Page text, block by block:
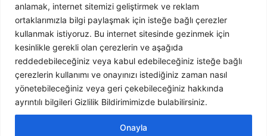
anlamak, internet sitemizi geliştirmek ve reklam
ortaklarımızla bilgi paylaşmak için isteğe bağlı çerezler
kullanmak istiyoruz. Bu internet sitesinde gezinmek için
kesinlikle gerekli olan çerezlerin ve aşağıda
reddedebileceğiniz veya kabul edebileceğiniz isteğe bağlı
çerezlerin kullanımı ve onayınızı istediğiniz zaman nasıl
yönetebileceğiniz veya geri çekebileceğiniz hakkında
ayrıntılı bilgileri Gizlilik Bildirimimizde bulabilirsiniz.
Onayla
İTOSB (İstanbul Tuzla Organize Sanayi Bölgesi)
4. Cadde No: 23, 34959 Tepeören, Tuzla
İstanbul / TÜRKİYE
T:0216 593 37 40
F:0216 593 37 41
info@bavet.com.tr